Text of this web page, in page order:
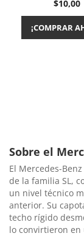
Precio
$10,00
¡COMPRAR
Sobre el
El Mercedes-
de la familia SL,
un nivel técnico
anterior. Su
techo rígido
lo convirtieron en